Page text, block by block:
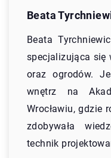
Beata
Beata
specjalizująca się
oraz ogrodów.
wnętrz na
Wrocławiu, gdzie
zdobywała
technik